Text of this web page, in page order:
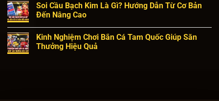
Soi Cầu Bạch Kim Là Gì? Hướng Dẫn Từ Cơ Bản
Đến Nâng Cao
Kinh Nghiệm Chơi Bắn Cá Tam Quốc Giúp Săn
Thưởng Hiệu Quả